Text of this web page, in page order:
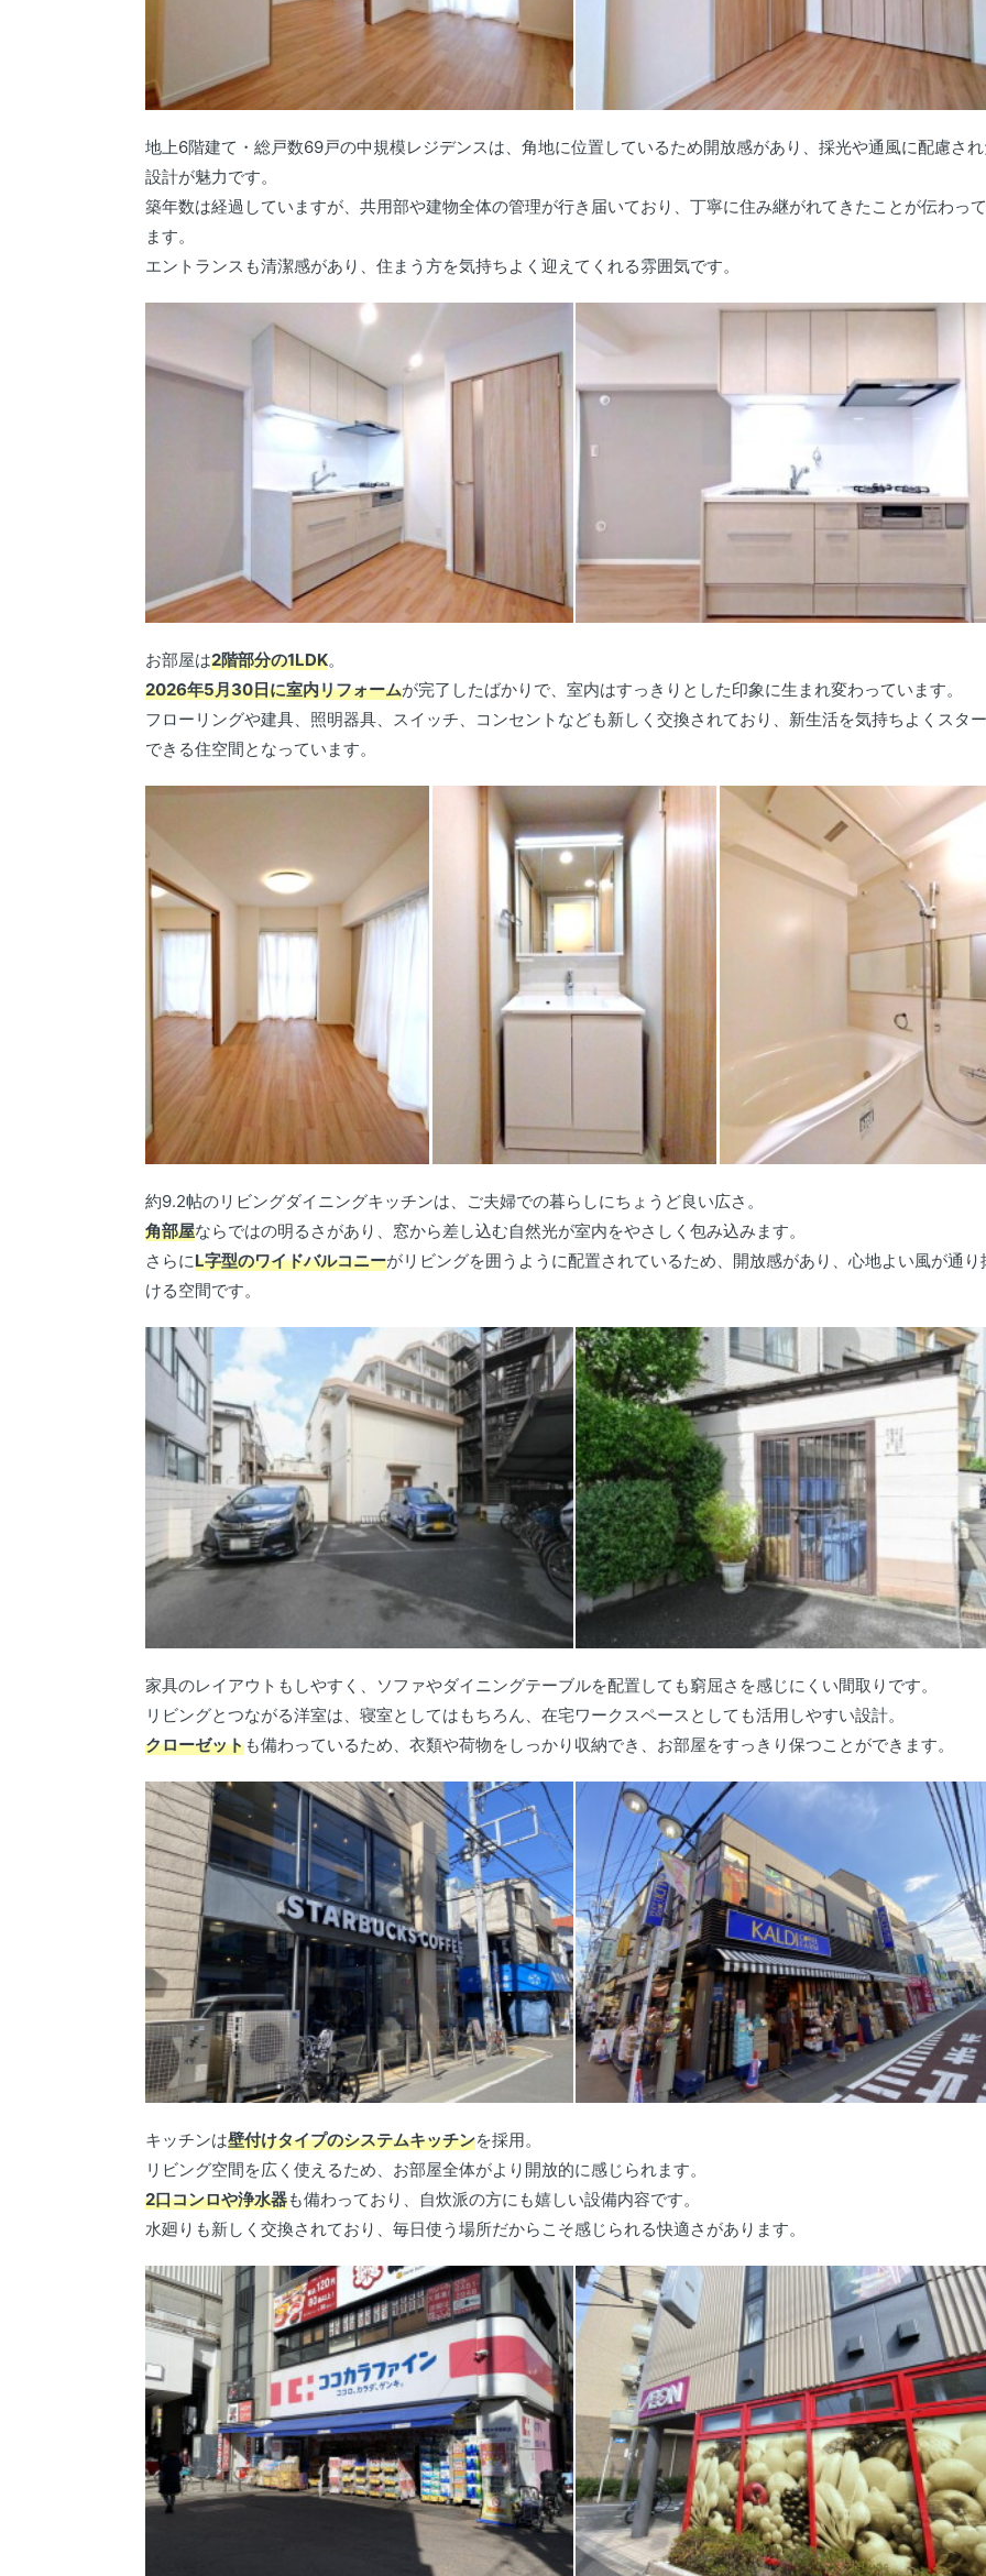
地上6階建て・総戸数69戸の中規模レジデンスは、角地に位置しているため開放感があり、採光や通風に配慮さ
設計が魅力です。
築年数は経過していますが、共用部や建物全体の管理が行き届いており、丁寧に住み継がれてきたことが伝わっ
ます。
エントランスも清潔感があり、住まう方を気持ちよく迎えてくれる雰囲気です。
お部屋は2階部分の1LDK。
2026年5月30日に室内リフォームが完了したばかりで、室内はすっきりとした印象に生まれ変わっています。
フローリングや建具、照明器具、スイッチ、コンセントなども新しく交換されており、新生活を気持ちよくスタ
できる住空間となっています。
約9.2帖のリビングダイニングキッチンは、ご夫婦での暮らしにちょうど良い広さ。
角部屋ならではの明るさがあり、窓から差し込む自然光が室内をやさしく包み込みます。
さらにL字型のワイドバルコニーがリビングを囲うように配置されているため、開放感があり、心地よい風が通り
ける空間です。
家具のレイアウトもしやすく、ソファやダイニングテーブルを配置しても窮屈さを感じにくい間取りです。
リビングとつながる洋室は、寝室としてはもちろん、在宅ワークスペースとしても活用しやすい設計。
クローゼットも備わっているため、衣類や荷物をしっかり収納でき、お部屋をすっきり保つことができます。
キッチンは壁付けタイプのシステムキッチンを採用。
リビング空間を広く使えるため、お部屋全体がより開放的に感じられます。
2口コンロや浄水器も備わっており、自炊派の方にも嬉しい設備内容です。
水廻りも新しく交換されており、毎日使う場所だからこそ感じられる快適さがあります。